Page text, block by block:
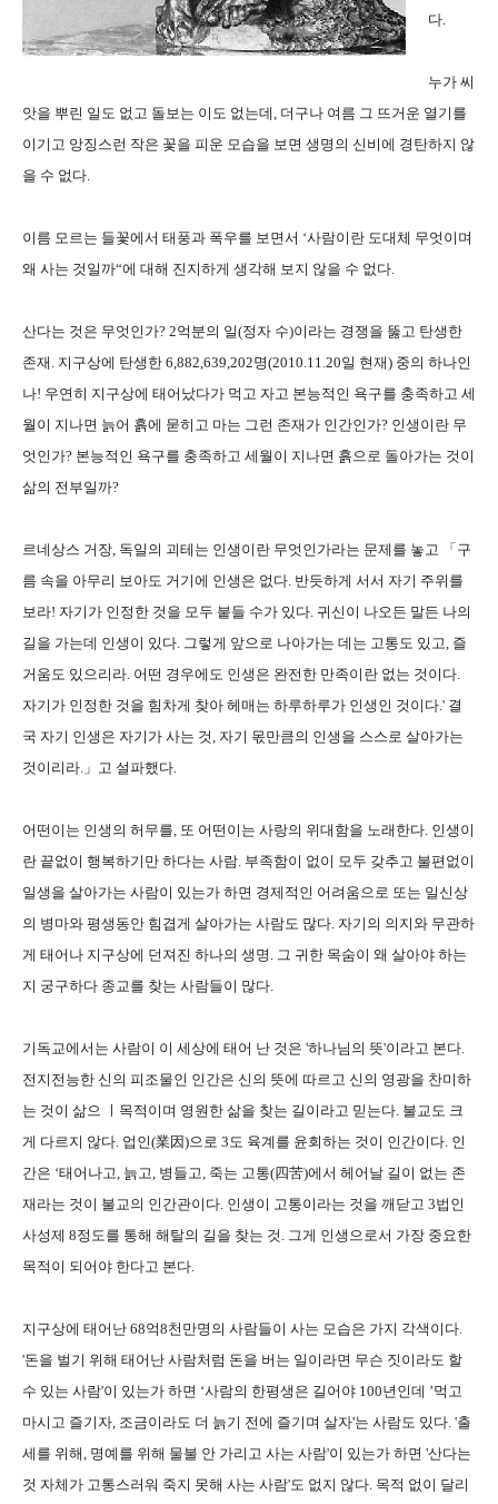
다.
누가 씨
앗을 뿌린 일도 없고 돌보는 이도 없는데, 더구나 여름 그 뜨거운 열기를
이기고 앙징스런 작은 꽃을 피운 모습을 보면 생명의 신비에 경탄하지 않
을 수 없다.
이름 모르는 들꽃에서 태풍과 폭우를 보면서 ‘사람이란 도대체 무엇이며
왜 사는 것일까“에 대해 진지하게 생각해 보지 않을 수 없다.
산다는 것은 무엇인가? 2억분의 일(정자 수)이라는 경쟁을 뚫고 탄생한
존재. 지구상에 탄생한 6,882,639,202명(2010.11.20일 현재) 중의 하나인
나! 우연히 지구상에 태어났다가 먹고 자고 본능적인 욕구를 충족하고 세
월이 지나면 늙어 흙에 묻히고 마는 그런 존재가 인간인가? 인생이란 무
엇인가? 본능적인 욕구를 충족하고 세월이 지나면 흙으로 돌아가는 것이
삶의 전부일까?
르네상스 거장, 독일의 괴테는 인생이란 무엇인가라는 문제를 놓고 「구
름 속을 아무리 보아도 거기에 인생은 없다. 반듯하게 서서 자기 주위를
보라! 자기가 인정한 것을 모두 붙들 수가 있다. 귀신이 나오든 말든 나의
길을 가는데 인생이 있다. 그렇게 앞으로 나아가는 데는 고통도 있고, 즐
거움도 있으리라. 어떤 경우에도 인생은 완전한 만족이란 없는 것이다.
자기가 인정한 것을 힘차게 찾아 헤매는 하루하루가 인생인 것이다.' 결
국 자기 인생은 자기가 사는 것, 자기 몫만큼의 인생을 스스로 살아가는
것이리라.」고 설파했다.
어떤이는 인생의 허무를, 또 어떤이는 사랑의 위대함을 노래한다. 인생이
란 끝없이 행복하기만 하다는 사람. 부족함이 없이 모두 갖추고 불편없이
일생을 살아가는 사람이 있는가 하면 경제적인 어려움으로 또는 일신상
의 병마와 평생동안 힘겹게 살아가는 사람도 많다. 자기의 의지와 무관하
게 태어나 지구상에 던져진 하나의 생명. 그 귀한 목숨이 왜 살아야 하는
지 궁구하다 종교를 찾는 사람들이 많다.
기독교에서는 사람이 이 세상에 태어 난 것은 '하나님의 뜻'이라고 본다.
전지전능한 신의 피조물인 인간은 신의 뜻에 따르고 신의 영광을 찬미하
는 것이 삶으 ㅣ목적이며 영원한 삶을 찾는 길이라고 믿는다. 불교도 크
게 다르지 않다. 업인(業因)으로 3도 육계를 윤회하는 것이 인간이다. 인
간은 ‘태어나고, 늙고, 병들고, 죽는 고통(四苦)에서 헤어날 길이 없는 존
재라는 것이 불교의 인간관이다. 인생이 고통이라는 것을 깨닫고 3법인
사성제 8정도를 통해 해탈의 길을 찾는 것. 그게 인생으로서 가장 중요한
목적이 되어야 한다고 본다.
지구상에 태어난 68억8천만명의 사람들이 사는 모습은 가지 각색이다.
'돈을 벌기 위해 태어난 사람처럼 돈을 버는 일이라면 무슨 짓이라도 할
수 있는 사람'이 있는가 하면 ‘사람의 한평생은 길어야 100년인데 ’먹고
마시고 즐기자, 조금이라도 더 늙기 전에 즐기며 살자'는 사람도 있다. '출
세를 위해, 명예를 위해 물불 안 가리고 사는 사람'이 있는가 하면 '산다는
것 자체가 고통스러워 죽지 못해 사는 사람'도 없지 않다. 목적 없이 달리